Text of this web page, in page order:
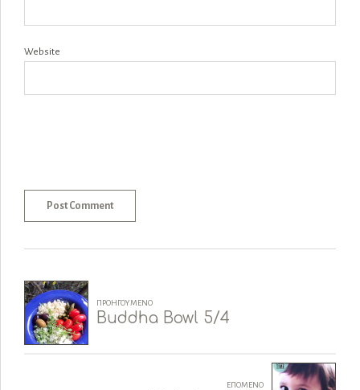
Website
Post Comment
ΠΡΟΗΓΟΎΜΕΝΟ
Buddha Bowl 5/4
ΕΠΌΜΕΝΟ